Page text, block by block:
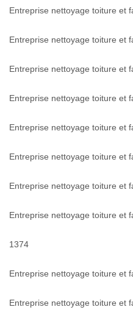
Entreprise nettoyage toiture et
Entreprise nettoyage toiture et
Entreprise nettoyage toiture et
Entreprise nettoyage toiture et
Entreprise nettoyage toiture et
Entreprise nettoyage toiture et
Entreprise nettoyage toiture et
Entreprise nettoyage toiture et
1374
Entreprise nettoyage toiture et
Entreprise nettoyage toiture et